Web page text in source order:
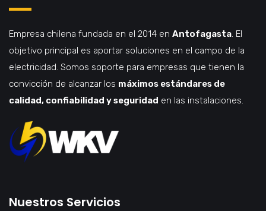
Empresa chilena fundada en el 2014 en Antofagasta. El
objetivo principal es aportar soluciones en el campo de la
electricidad. Somos soporte para empresas que tienen la
convicción de alcanzar los máximos estándares de
calidad, confiabilidad y seguridad en las instalaciones.
Nuestros Servicios